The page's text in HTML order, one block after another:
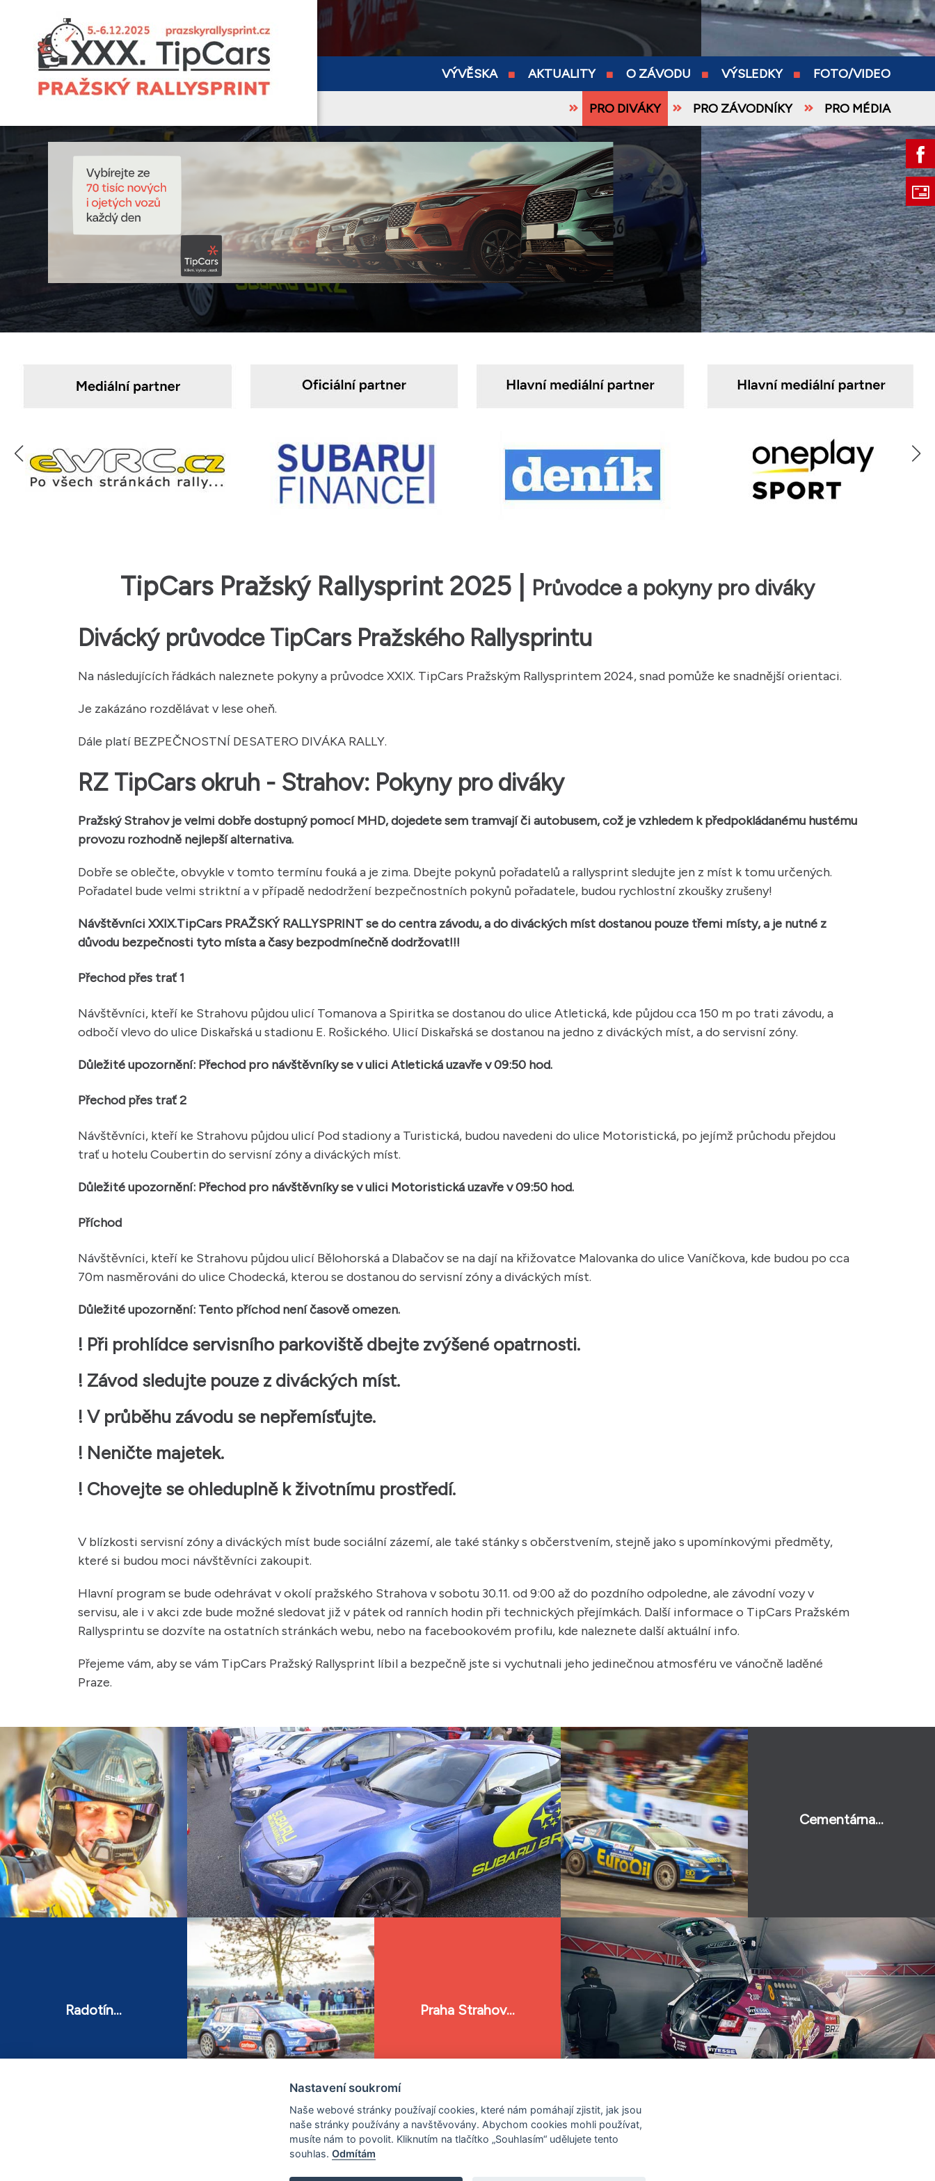
VÝVĚSKA AKTUALITY O ZÁVODU VÝSLEDKY FOTO/VIDEO
PRO DIVÁKY PRO ZÁVODNÍKY PRO MÉDIA
TipCars Pražský Rallysprint 2025 | Průvodce a pokyny pro diváky
Divácký průvodce TipCars Pražského Rallysprintu
Na následujících řádkách naleznete pokyny a průvodce XXIX. TipCars Pražským Rallysprintem 2024, snad pomůže ke snadnější orientaci.
Je zakázáno rozdělávat v lese oheň.
Dále platí BEZPEČNOSTNÍ DESATERO DIVÁKA RALLY.
RZ TipCars okruh - Strahov: Pokyny pro diváky
Pražský Strahov je velmi dobře dostupný pomocí MHD, dojedete sem tramvají či autobusem, což je vzhledem k předpokládanému hustému
provozu rozhodně nejlepší alternativa.
Dobře se oblečte, obvykle v tomto termínu fouká a je zima. Dbejte pokynů pořadatelů a rallysprint sledujte jen z míst k tomu určených.
Pořadatel bude velmi striktní a v případě nedodržení bezpečnostních pokynů pořadatele, budou rychlostní zkoušky zrušeny!
Návštěvníci XXIX.TipCars PRAŽSKÝ RALLYSPRINT se do centra závodu, a do diváckých míst dostanou pouze třemi místy, a je nutné z
důvodu bezpečnosti tyto místa a časy bezpodmínečně dodržovat!!!
Přechod přes trať 1
Návštěvníci, kteří ke Strahovu půjdou ulicí Tomanova a Spiritka se dostanou do ulice Atletická, kde půjdou cca 150 m po trati závodu, a
odbočí vlevo do ulice Diskařská u stadionu E. Rošického. Ulicí Diskařská se dostanou na jedno z diváckých míst, a do servisní zóny.
Důležité upozornění: Přechod pro návštěvníky se v ulici Atletická uzavře v 09:50 hod.
Přechod přes trať 2
Návštěvníci, kteří ke Strahovu půjdou ulicí Pod stadiony a Turistická, budou navedeni do ulice Motoristická, po jejímž průchodu přejdou
trať u hotelu Coubertin do servisní zóny a diváckých míst.
Důležité upozornění: Přechod pro návštěvníky se v ulici Motoristická uzavře v 09:50 hod.
Příchod
Návštěvníci, kteří ke Strahovu půjdou ulicí Bělohorská a Dlabačov se na dají na křižovatce Malovanka do ulice Vaníčkova, kde budou po cca
70m nasměrováni do ulice Chodecká, kterou se dostanou do servisní zóny a diváckých míst.
Důležité upozornění: Tento příchod není časově omezen.
! Při prohlídce servisního parkoviště dbejte zvýšené opatrnosti.
! Závod sledujte pouze z diváckých míst.
! V průběhu závodu se nepřemísťujte.
! Neničte majetek.
! Chovejte se ohleduplně k životnímu prostředí.
V blízkosti servisní zóny a diváckých míst bude sociální zázemí, ale také stánky s občerstvením, stejně jako s upomínkovými předměty,
které si budou moci návštěvníci zakoupit.
Hlavní program se bude odehrávat v okolí pražského Strahova v sobotu 30.11. od 9:00 až do pozdního odpoledne, ale závodní vozy v
servisu, ale i v akci zde bude možné sledovat již v pátek od ranních hodin při technických přejímkách. Další informace o TipCars Pražském
Rallysprintu se dozvíte na ostatních stránkách webu, nebo na facebookovém profilu, kde naleznete další aktuální info.
Přejeme vám, aby se vám TipCars Pražský Rallysprint líbil a bezpečně jste si vychutnali jeho jedinečnou atmosféru ve vánočně laděné
Praze.
Cementárna...
Radotín... Praha Strahov...
Copyright © 2008 - 2026 Pražský RALLYSPRINT.All rights reserved.
WWW.SUBARU.CZ- Akční ceny a nabídky přímo od dovozce! -
Všeobecné obchodní podmínky | Provozovatel webu
Nastavení soukromí
Naše webové stránky používají cookies, které nám pomáhají zjistit, jak jsou
naše stránky používány a navštěvovány. Abychom cookies mohli používat,
musíte nám to povolit. Kliknutím na tlačítko „Souhlasím“ udělujete tento
souhlas. Odmítám